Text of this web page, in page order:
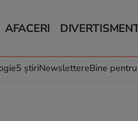
AFACERI
Auto
Locuri de muncă
Horoscop
Muzică și Filme
5 știriNewslettereBine